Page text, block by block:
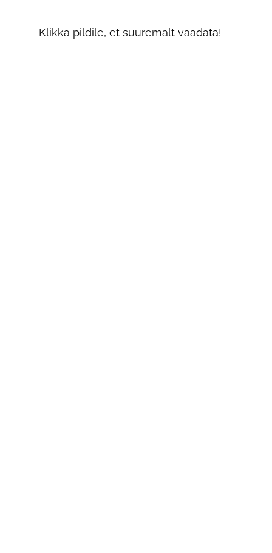
Klikka pildile, et suuremalt vaadata!